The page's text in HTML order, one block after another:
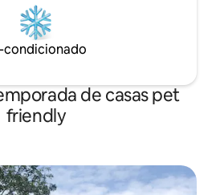
condicionado
de casas pet
friendly